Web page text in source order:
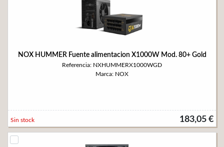
NOX HUMMER Fuente alimentacion X1000W Mod. 80+ Gold
Referencia: NXHUMMERX1000WGD
Marca: NOX
183,05 €
Sin stock